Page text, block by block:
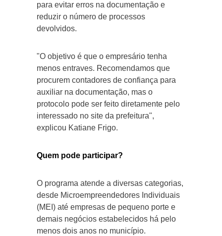
para evitar erros na documentação e
reduzir o número de processos
devolvidos.
"O objetivo é que o empresário tenha
menos entraves. Recomendamos que
procurem contadores de confiança para
auxiliar na documentação, mas o
protocolo pode ser feito diretamente pelo
interessado no site da prefeitura",
explicou Katiane Frigo.
Quem pode participar?
O programa atende a diversas categorias,
desde Microempreendedores Individuais
(MEI) até empresas de pequeno porte e
demais negócios estabelecidos há pelo
menos dois anos no município.